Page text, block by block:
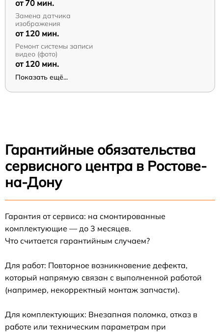
от 70 мин.
Замена датчика
изображения
от 120 мин.
Ремонт системы записи
видео (фото)
от 120 мин.
Показать ещё...
Гарантийные обязательства
сервисного центра в Ростове-
на-Дону
Гарантия от сервиса: на смонтированные
комплектующие — до 3 месяцев.
Что считается гарантийным случаем?
Для работ: Повторное возникновение дефекта,
который напрямую связан с выполненной работой
(например, некорректный монтаж запчасти).
Для комплектующих: Внезапная поломка, отказ в
работе или техническим параметрам при